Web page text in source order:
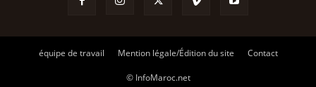
équipe de travail Mention légale/Édition du site Contact
© InfoMaroc.net